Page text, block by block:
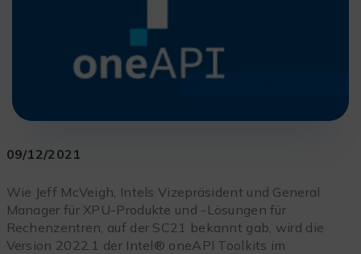
09/12/2021
Wie Jeff McVeigh, Intels Vizepräsident und General
Manager für XPU-Produkte und -Lösungen für
Rechenzentren, auf der SC21 bekannt gab, wird die
Version 2022.1 der Intel® oneAPI Toolkits im